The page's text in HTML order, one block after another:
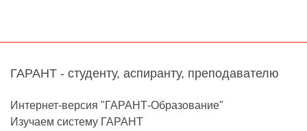
ГАРАНТ - студенту, аспиранту, преподавателю
Интернет-версия "ГАРАНТ-Образование"
Изучаем систему ГАРАНТ